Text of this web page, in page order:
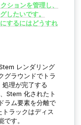
ションを管理し、
したいです。
するにはどうすれ
レンダリング
グラウンドでトラ
処理が完了する
Stem 化されたト
ラム要素を分離で
トラックはディス
す。